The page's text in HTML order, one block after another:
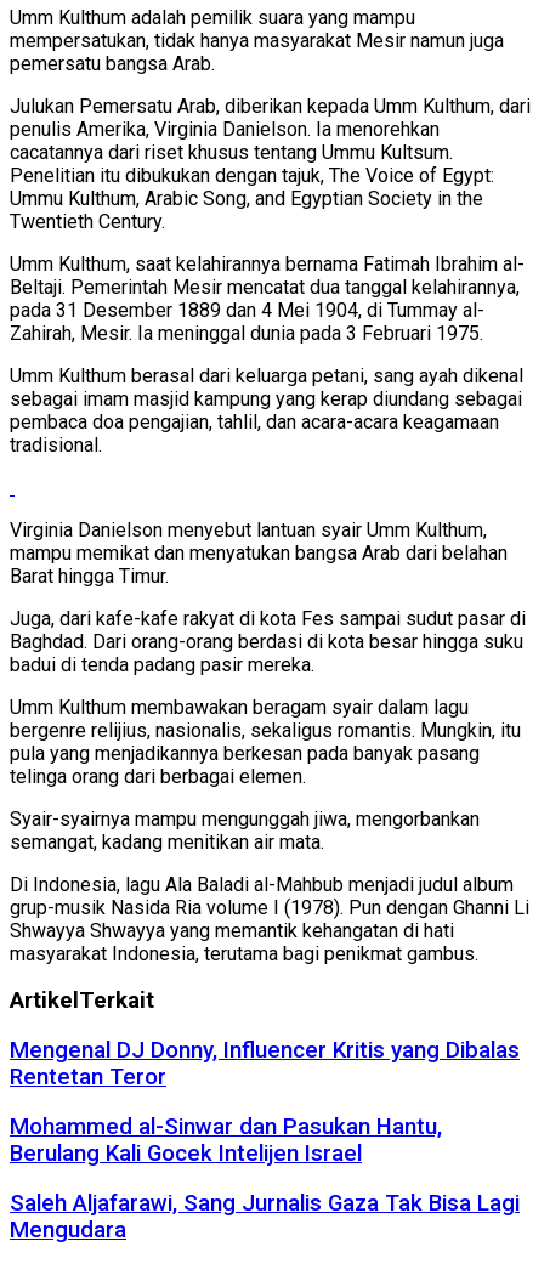
Umm Kulthum adalah pemilik suara yang mampu
mempersatukan, tidak hanya masyarakat Mesir namun juga
pemersatu bangsa Arab.
Julukan Pemersatu Arab, diberikan kepada Umm Kulthum, dari
penulis Amerika, Virginia Danielson. Ia menorehkan
cacatannya dari riset khusus tentang Ummu Kultsum.
Penelitian itu dibukukan dengan tajuk, The Voice of Egypt:
Ummu Kulthum, Arabic Song, and Egyptian Society in the
Twentieth Century.
Umm Kulthum, saat kelahirannya bernama Fatimah Ibrahim al-
Beltaji. Pemerintah Mesir mencatat dua tanggal kelahirannya,
pada 31 Desember 1889 dan 4 Mei 1904, di Tummay al-
Zahirah, Mesir. Ia meninggal dunia pada 3 Februari 1975.
Umm Kulthum berasal dari keluarga petani, sang ayah dikenal
sebagai imam masjid kampung yang kerap diundang sebagai
pembaca doa pengajian, tahlil, dan acara-acara keagamaan
tradisional.
Virginia Danielson menyebut lantuan syair Umm Kulthum,
mampu memikat dan menyatukan bangsa Arab dari belahan
Barat hingga Timur.
Juga, dari kafe-kafe rakyat di kota Fes sampai sudut pasar di
Baghdad. Dari orang-orang berdasi di kota besar hingga suku
badui di tenda padang pasir mereka.
Umm Kulthum membawakan beragam syair dalam lagu
bergenre relijius, nasionalis, sekaligus romantis. Mungkin, itu
pula yang menjadikannya berkesan pada banyak pasang
telinga orang dari berbagai elemen.
Syair-syairnya mampu mengunggah jiwa, mengorbankan
semangat, kadang menitikan air mata.
Di Indonesia, lagu Ala Baladi al-Mahbub menjadi judul album
grup-musik Nasida Ria volume I (1978). Pun dengan Ghanni Li
Shwayya Shwayya yang memantik kehangatan di hati
masyarakat Indonesia, terutama bagi penikmat gambus.
Artikel Terkait
Mengenal DJ Donny, Influencer Kritis yang Dibalas
Rentetan Teror
Mohammed al-Sinwar dan Pasukan Hantu,
Berulang Kali Gocek Intelijen Israel
Saleh Aljafarawi, Sang Jurnalis Gaza Tak Bisa Lagi
Mengudara